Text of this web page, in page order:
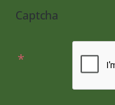
Captcha